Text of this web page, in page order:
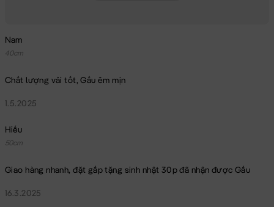
Nam
40cm
Chất lượng vải tốt, Gấu êm mịn
1.5.2025
Hiếu
50cm
Giao hàng nhanh, đặt gấp tặng sinh nhật 30p đã nhận được Gấu
16.3.2025